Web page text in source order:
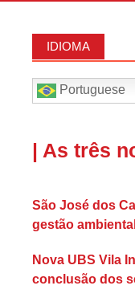
IDIOMA
Portuguese
| As três
São José dos
gestão
Nova UBS Vila
conclusão dos